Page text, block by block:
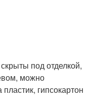
под отделкой,
можно
гипсокартон